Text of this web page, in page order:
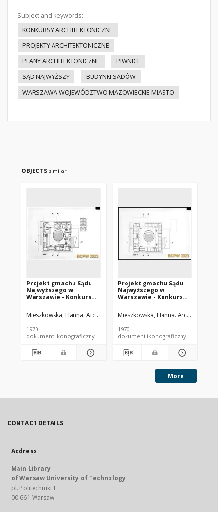
Subject and keywords:
KONKURSY ARCHITEKTONICZNE
PROJEKTY ARCHITEKTONICZNE
PLANY ARCHITEKTONICZNE
PIWNICE
SĄD NAJWYŻSZY
BUDYNKI SĄDÓW
WARSZAWA WOJEWÓDZTWO MAZOWIECKIE MIASTO
OBJECTS similar
Projekt gmachu Sądu
Najwyższego w
Warszawie - Konkurs
27, wyróżnienie I
stopnia. Zdj. 3, Rzut
Mieszkowska, Hanna. Architekt Mieszkowski, Wojciech. Architekt
1970
dokument ikonograficzny
Projekt gmachu Sądu
Najwyższego w
Warszawie - Konkurs
27, wyróżnienie I
stopnia. Zdj. 4, Rzut I
Mieszkowska, Hanna. Architekt
1970
dokument ikonograficzny
More
CONTACT DETAILS
Address
Main Library
of Warsaw University of Technology
pl. Politechniki 1
00-661 Warsaw